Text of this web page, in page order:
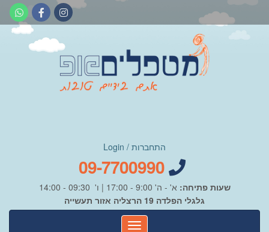
התחברות / Login
שעות פתיחה: א' - ה' 9:00 - 17:00 | ו' 09:30 - 14:00
גלגלי הפלדה 19 הרצליה אזור תעשייה